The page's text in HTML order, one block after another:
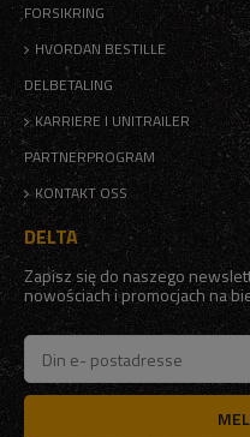
FORSIKRING
HVORDAN BESTILLE
DELBETALING
KARRIERE I UNITRAILER
PARTNERPROGRAM
KONTAKT OSS
DELTA
Zapisz się do naszego
nowościach i promocjach na